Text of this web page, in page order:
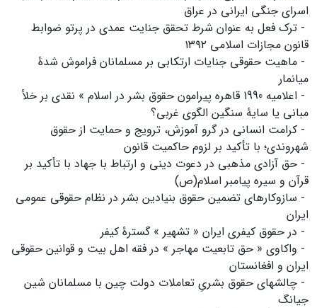
اسرای جنگی ایرانی در عراق
- ترک فعل به عنوان شرط تحقق جنایت عمدی در پرتو ضوابط
قانون مجازات اسلامی ۱۳۹۲
- ماهیت حقوقی جنایات ارتکابی بر مسلمانان فراموش شدۀ
میانمار
- اعلامیه 1990 قاهره پیرامون حقوق بشر در اسلام » نقدی بر خلأ
مبانی یا سایۀ سنگین الگوی غربی؟
- کرامت انسانی در گرو آموزش، ترویج و حمایت از حقوق
شهروندی؛ با تأکید بر لزوم حاکمیت قانون
- حق آزادی مذهبی در دعوت دینی و ارتباط با جهاد با تأکید بر
قرآن و سیره پیامبر اسلام(ص)
- سازوکارهای تضمین حقوق بنیادین بشر در نظام حقوقی عمومی
ایران
- در حقوق کیفری ایران « تشهیر » گسترۀ کیفر
- واکاوی « حق تابعیت مهاجر » در فقه اهل بیت و قوانین حقوقی
ایران و افغانستان
- چالشهای حقوق بشریِ تعاملات دولت چین با مسلمانان شین
جیانگ